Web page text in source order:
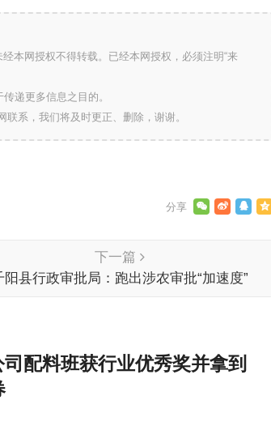
本网授权不得转载。已经本网授权，必须注明“来
递更多信息之目的。
系，我们将及时更正、删除，谢谢。
下一篇
阳县行政审批局：跑出涉农审批“加速度”
配料班获行业优秀奖并拿到